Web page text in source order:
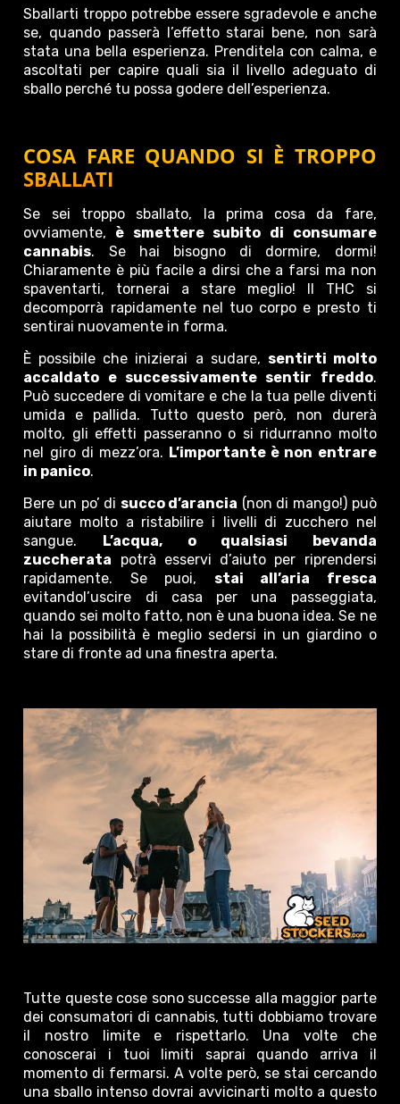
Sballarti troppo potrebbe essere sgradevole e anche
se, quando passerà l’effetto starai bene, non sarà
stata una bella esperienza. Prenditela con calma, e
ascoltati per capire quali sia il livello adeguato di
sballo perché tu possa godere dell’esperienza.
COSA FARE QUANDO SI È TROPPO
SBALLATI
Se sei troppo sballato, la prima cosa da fare,
ovviamente, è smettere subito di consumare
cannabis. Se hai bisogno di dormire, dormi!
Chiaramente è più facile a dirsi che a farsi ma non
spaventarti, tornerai a stare meglio! Il THC si
decomporrà rapidamente nel tuo corpo e presto ti
sentirai nuovamente in forma.
È possibile che inizierai a sudare, sentirti molto
accaldato e successivamente sentir freddo.
Può succedere di vomitare e che la tua pelle diventi
umida e pallida. Tutto questo però, non durerà
molto, gli effetti passeranno o si ridurranno molto
nel giro di mezz’ora. L’importante è non entrare
in panico.
Bere un po’ di succo d’arancia (non di mango!) può
aiutare molto a ristabilire i livelli di zucchero nel
sangue. L’acqua, o qualsiasi bevanda
zuccherata potrà esservi d’aiuto per riprendersi
rapidamente. Se puoi, stai all’aria fresca
evitandol’uscire di casa per una passeggiata,
quando sei molto fatto, non è una buona idea. Se ne
hai la possibilità è meglio sedersi in un giardino o
stare di fronte ad una finestra aperta.
Tutte queste cose sono successe alla maggior parte
dei consumatori di cannabis, tutti dobbiamo trovare
il nostro limite e rispettarlo. Una volte che
conoscerai i tuoi limiti saprai quando arriva il
momento di fermarsi. A volte però, se stai cercando
una sballo intenso dovrai avvicinarti molto a questo